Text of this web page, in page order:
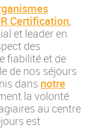
Certification,
et leader en
des
fiabilité et de
de nos séjours
dans notre
la volonté
au centre
est